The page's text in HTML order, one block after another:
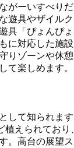
がーいすべり
遊具やザイル
具「ぴょんぴょ
に対応した施
りゾーンや休
て楽しめます。
して知られま
植えられてお
。高台の展望